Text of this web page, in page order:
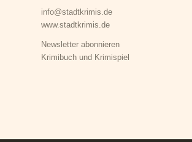
info@stadtkrimis.de
www.stadtkrimis.de
Newsletter abonnieren
Krimibuch und Krimispiel